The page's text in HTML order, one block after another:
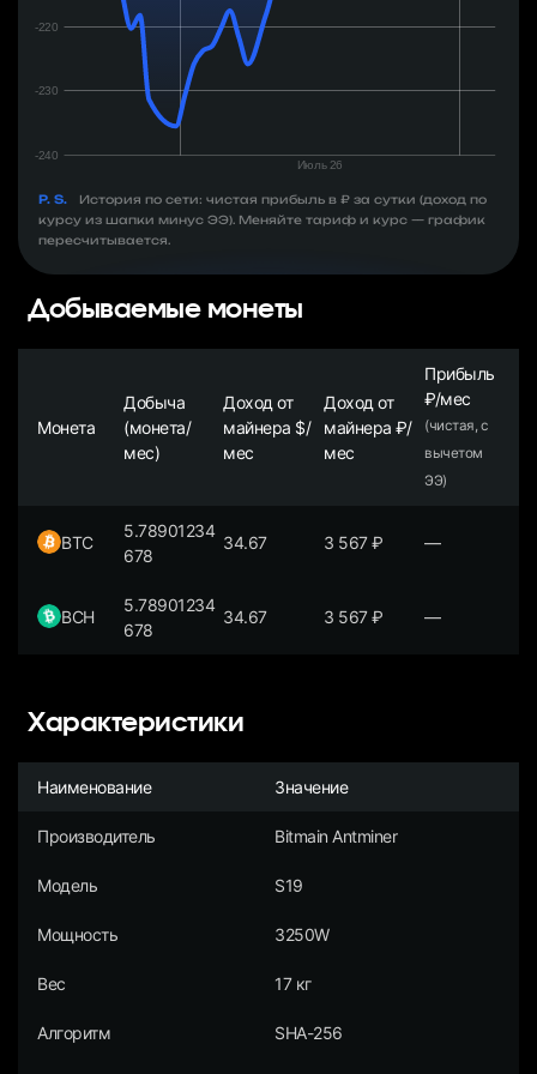
P. S.
История по сети: чистая прибыль в ₽ за сутки (доход по
курсу из шапки минус ЭЭ). Меняйте тариф и курс — график
пересчитывается.
Добываемые монеты
Монета
Добыча
(монета/
мес)
Доход от
майнера $/
мес
Доход от
майнера ₽/
мес
Прибыль
₽/мес
(чистая, с
вычетом
ЭЭ)
BTC
5.78901234
678
34.67 3 567₽ —
BCH
5.78901234
678
34.67 3 567₽ —
Характеристики
Наименование Значение
Производитель Bitmain Antminer
Модель S19
Мощность 3250W
Вес 17 кг
Алгоритм SHA-256